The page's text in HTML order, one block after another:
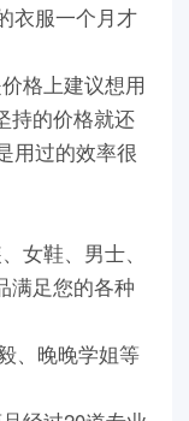
衣服一个月才
格上建议想用
持的价格就还
用过的效率很
女鞋、男士、
满足您的各种
、晚晚学姐等